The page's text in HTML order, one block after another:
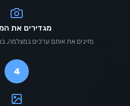
מגדירים את
מזינים את אותם ערכים במצלמה,
4